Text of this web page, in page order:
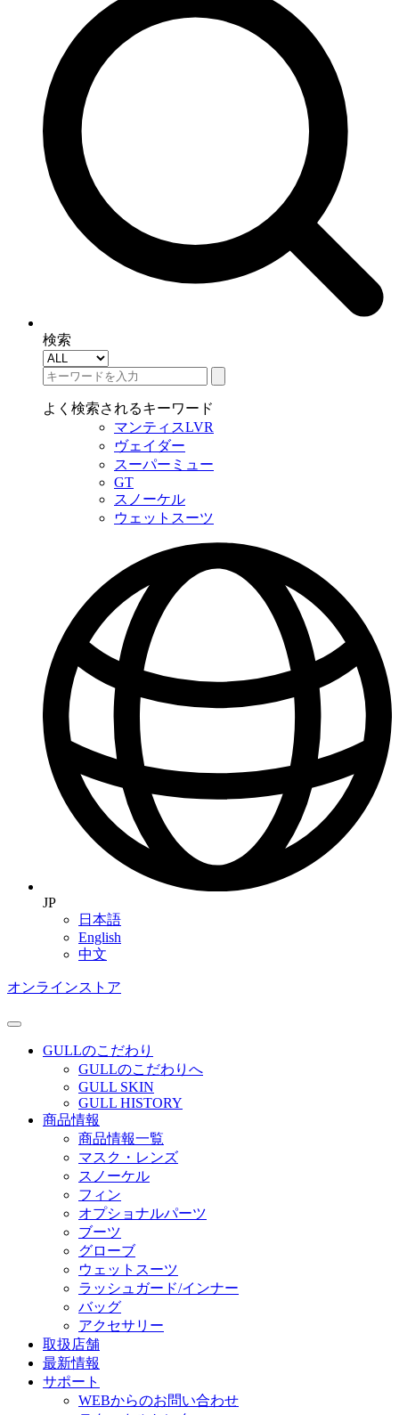
検索
よく検索されるキーワード
マンティスLVR
ヴェイダー
スーパーミュー
GT
スノーケル
ウェットスーツ
JP
日本語
English
中文
オンラインストア
GULLのこだわり
GULLのこだわりへ
GULL SKIN
GULL HISTORY
商品情報
商品情報一覧
マスク・レンズ
スノーケル
フィン
オプショナルパーツ
ブーツ
グローブ
ウェットスーツ
ラッシュガード/インナー
バッグ
アクセサリー
取扱店舗
最新情報
サポート
WEBからのお問い合わせ